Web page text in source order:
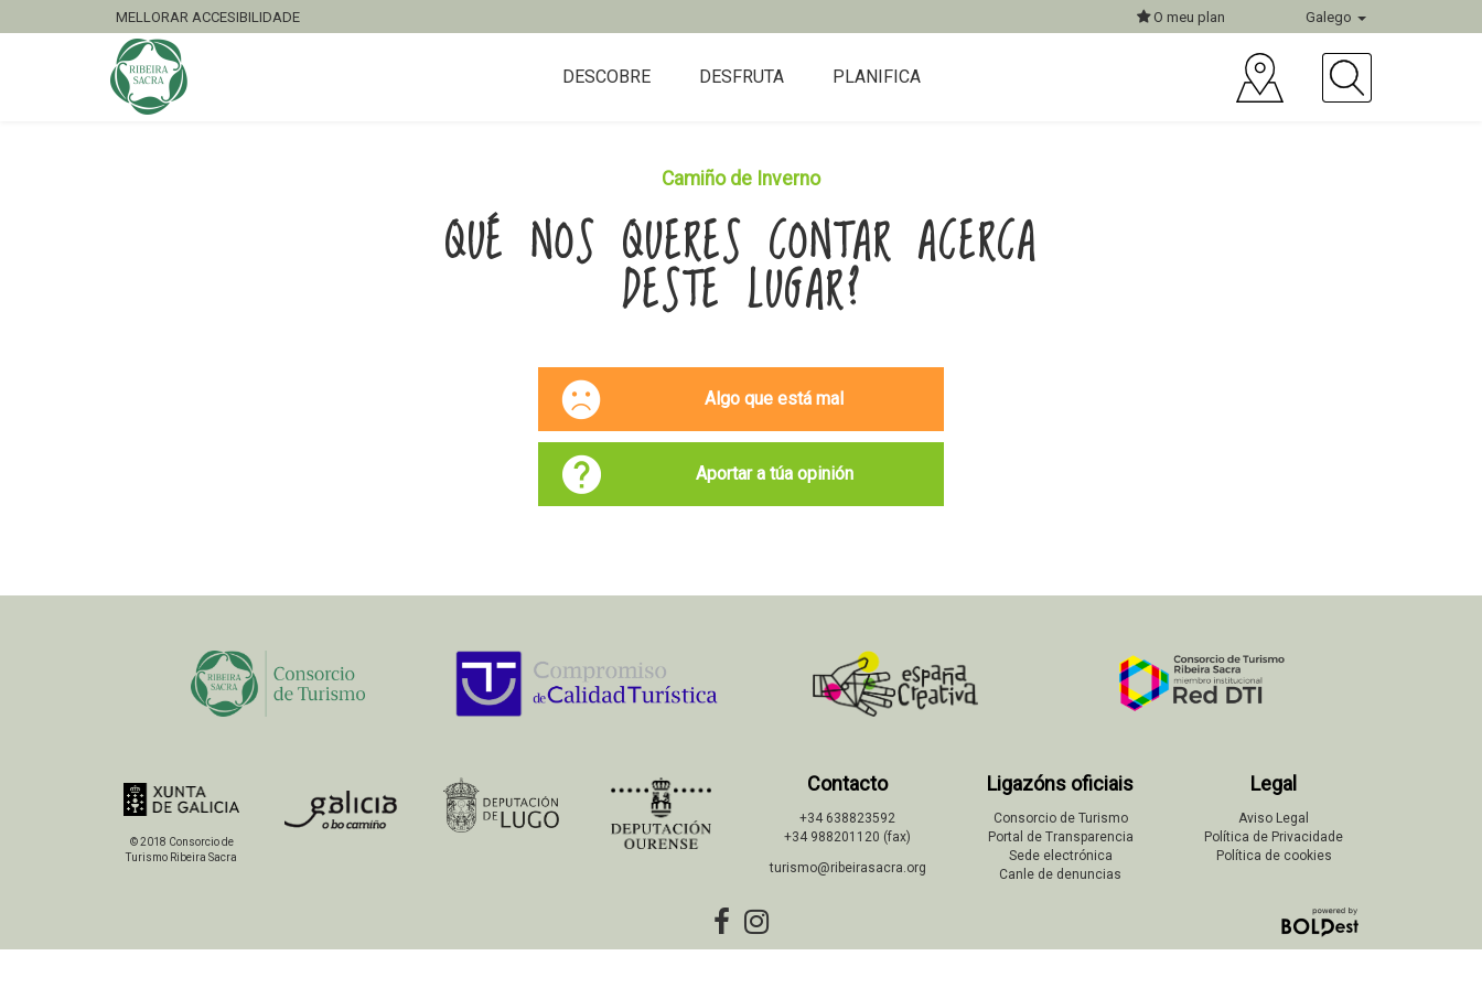
MELLORAR ACCESIBILIDADE O meu plan Galego
DESCOBRE DESFRUTA PLANIFICA
Camiño de Inverno
QUÉ NOS QUERES CONTAR ACERCA
DESTE LUGAR?
Algo que está mal
Aportar a túa opinión
© 2018 Consorcio de
Turismo Ribeira Sacra
Contacto
+34 638823592
+34 988201120 (fax)
turismo@ribeirasacra.org
Ligazóns oficiais
Consorcio de Turismo
Portal de Transparencia
Sede electrónica
Canle de denuncias
Legal
Aviso Legal
Política de Privacidade
Política de cookies